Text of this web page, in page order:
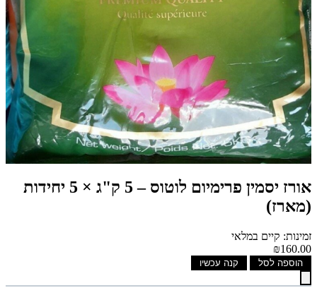
אורז יסמין פרימיום לוטוס – 5 ק"ג × 5 יחידות
(מארז)
זמינות: קיים במלאי
₪160.00
הוספה לסל קנה עכשיו